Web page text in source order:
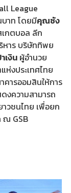
League
บาท โดยมีคุณซัง
กตบอล ลีก
หาร บริษัททิพย
เงิน ผู้อำนวย
งประเทศไทย
คารออมสินให้การ
งความสามารถ
าวชนไทย เพื่อยก
ณ GSB